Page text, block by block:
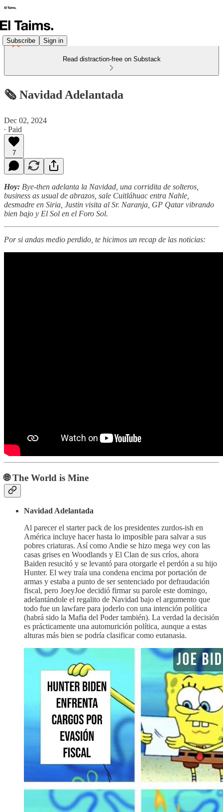
Subscribe Sign in
Read distraction-free on Substack
🗞️ Navidad Adelantada
Dec 02, 2024
∙ Paid
7
Hoy: Bye-then adelanta la Navidad, una corridita de solteros,
business as usual de abrazos, sale Cuitláhuac entra Nahle,
desmadre en Siria, Justin visita al Sr. Naranja, GP Qatar vibrando
bien bajo y El Sol en el Foro Sol.
Por si andas medio perdido, te hicimos un recap de las noticias:
🌐 The World is Mine
Navidad Adelantada
Al parecer el starter pack de los presidentes zurdos-ish en
América incluye hacer hasta lo imposible para salvar a sus
pobres criaturas. Así como Andie se hizo mega wey con las
casas grises en Woodlands y El Clan de sus críos, ahora
Baiden resucitó y se levantó para otorgarle el perdón a su hijo
Hunter. El wey traía una condena encima por portación de
armas y estaba a punto de ser sentenciado por defraudación
fiscal, pero JoeyJoe decidió firmar su parole este domingo,
adelantándole el regalito de Navidad bajo el argumento que
todo fue un lawfare para joderlo con una intención política
(habrá sido la Mafia del Poder también). La verdad la decisión
es prácticamente una automurición política, aunque a estas
alturas más bien se podría clasificar como eutanasia.